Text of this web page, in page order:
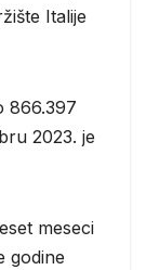
Italije
866.397
2023. je
meseci
godine